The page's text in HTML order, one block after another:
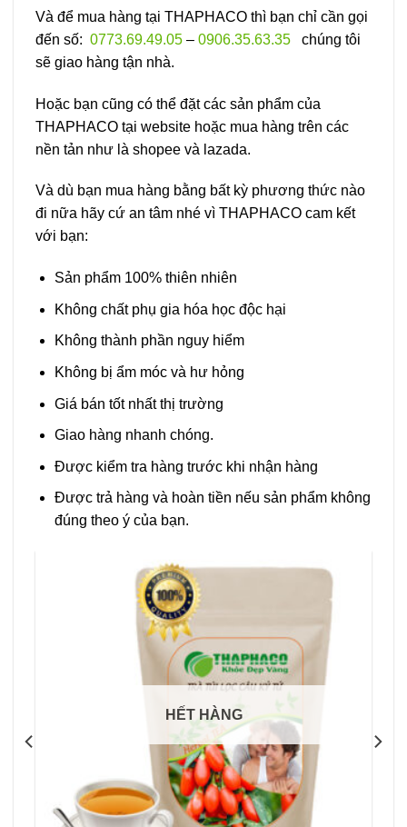
Và để mua hàng tại THAPHACO thì bạn chỉ cần gọi
đến số: 0773.69.49.05 – 0906.35.63.35
chúng tôi
sẽ giao hàng tận nhà.
Hoặc bạn cũng có thể đặt các sản phẩm của
THAPHACO tại website hoặc mua hàng trên các
nền tản như là shopee và lazada.
Và dù bạn mua hàng bằng bất kỳ phương thức nào
đi nữa hãy cứ an tâm nhé vì THAPHACO cam kết
với bạn:
Sản phẩm 100% thiên nhiên
Không chất phụ gia hóa học độc hại
Không thành phần nguy hiểm
Không bị ẩm móc và hư hỏng
Giá bán tốt nhất thị trường
Giao hàng nhanh chóng.
Được kiểm tra hàng trước khi nhận hàng
Được trả hàng và hoàn tiền nếu sản phẩm không
đúng theo ý của bạn.
HẾT HÀNG